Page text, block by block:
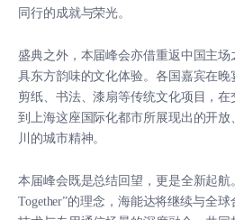
同行的成就与荣光。
盛典之外，本届峰会亦借重返中国主
具东方韵味的文化体验。各国嘉宾在晚
剪纸、书法、漆扇等传统文化项目，
到上海这座国际化都市所展现出的开
川的城市精神。
本届峰会既是总结回望，更是全新起航
Together”的理念，海能达将继续与全